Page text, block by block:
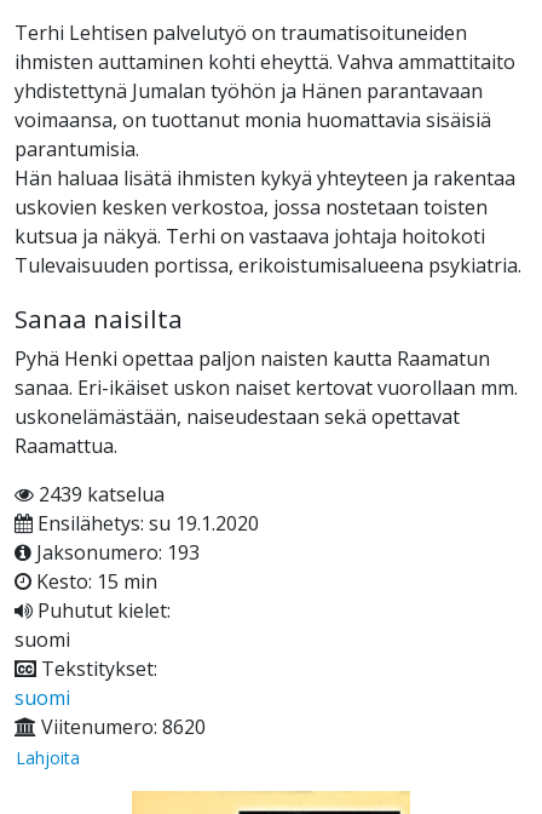
Terhi Lehtisen palvelutyö on traumatisoituneiden
ihmisten auttaminen kohti eheyttä. Vahva ammattitaito
yhdistettynä Jumalan työhön ja Hänen parantavaan
voimaansa, on tuottanut monia huomattavia sisäisiä
parantumisia.
Hän haluaa lisätä ihmisten kykyä yhteyteen ja rakentaa
uskovien kesken verkostoa, jossa nostetaan toisten
kutsua ja näkyä. Terhi on vastaava johtaja hoitokoti
Tulevaisuuden portissa, erikoistumisalueena psykiatria.
Sanaa naisilta
Pyhä Henki opettaa paljon naisten kautta Raamatun
sanaa. Eri-ikäiset uskon naiset kertovat vuorollaan mm.
uskonelämästään, naiseudestaan sekä opettavat
Raamattua.
2439 katselua
Ensilähetys: su 19.1.2020
Jaksonumero: 193
Kesto: 15 min
Puhutut kielet:
suomi
Tekstitykset:
suomi
Viitenumero: 8620
Lahjoita